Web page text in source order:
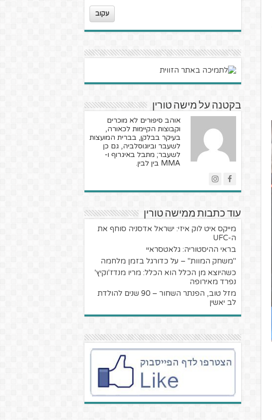
עקוב
בקטנה על מישה טורין
אוהב סיפורים לא מוכרים
וקבוצות הקיימות לכאורה,
בעיקר בבלקן, בברית המועצות
לשעבר וביוגוסלביה, גם כן
לשעבר; מתבל באיגרוף ו-
MMA בין לבין.
עוד כתבות ממישה טורין
מייקס איט לוק איזי: ישראל אדסניה סוחף את
ה-UFC
בראי ההיסטוריה: גלאטסראיי
"משחק המוות" – על כדורגל בזמן מלחמה
כשהיוצא מן הכלל הוא הכלל: מריו מנדז'וקיץ'
נפרד מאירופה
מזל טוב, הפנתר השחור – 90 שנים להולדת
לב יאשין